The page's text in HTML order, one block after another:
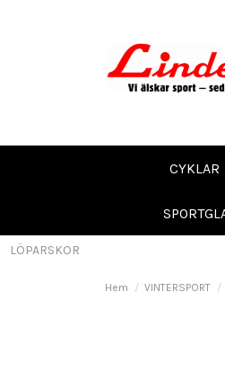
CYKLAR
LÖPARSKOR
Hem VINTERSPORT